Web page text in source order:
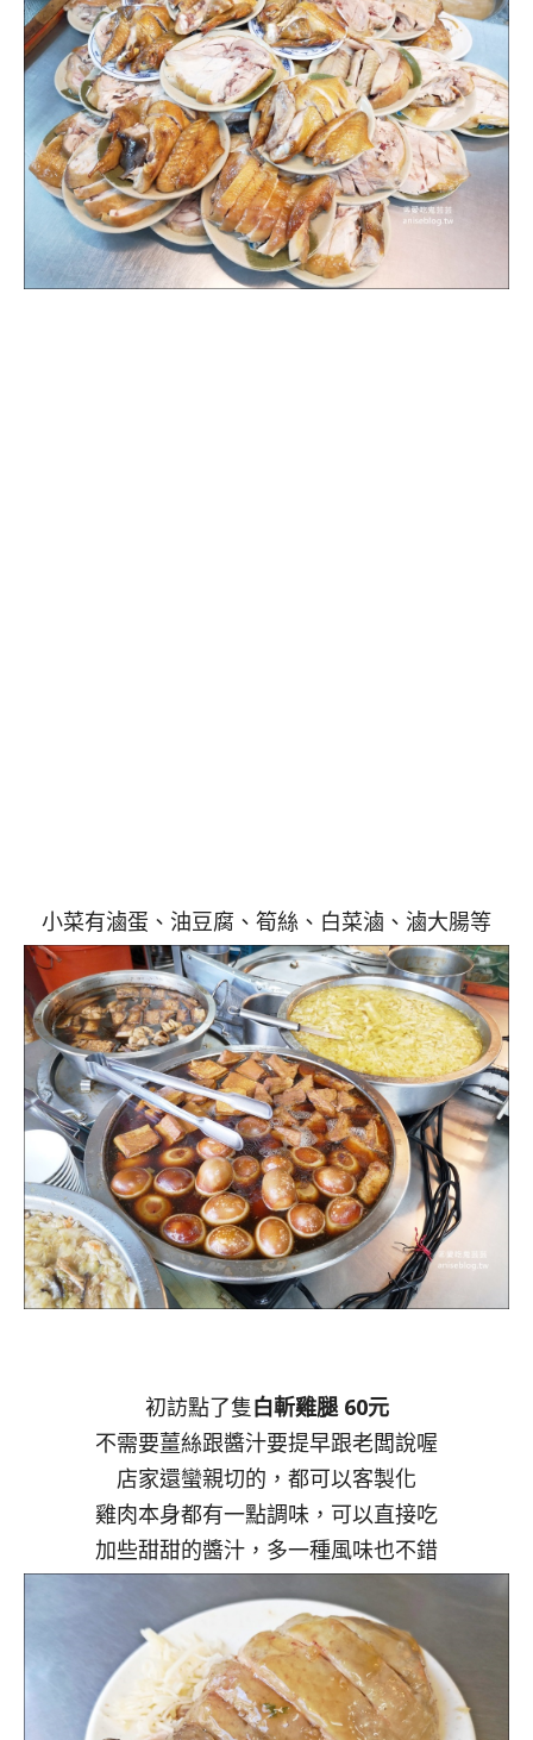
小菜有滷蛋、油豆腐、筍絲、白菜滷、滷大腸等
初訪點了隻白斬雞腿 60元
不需要薑絲跟醬汁要提早跟老闆說喔
店家還蠻親切的，都可以客製化
雞肉本身都有一點調味，可以直接吃
加些甜甜的醬汁，多一種風味也不錯